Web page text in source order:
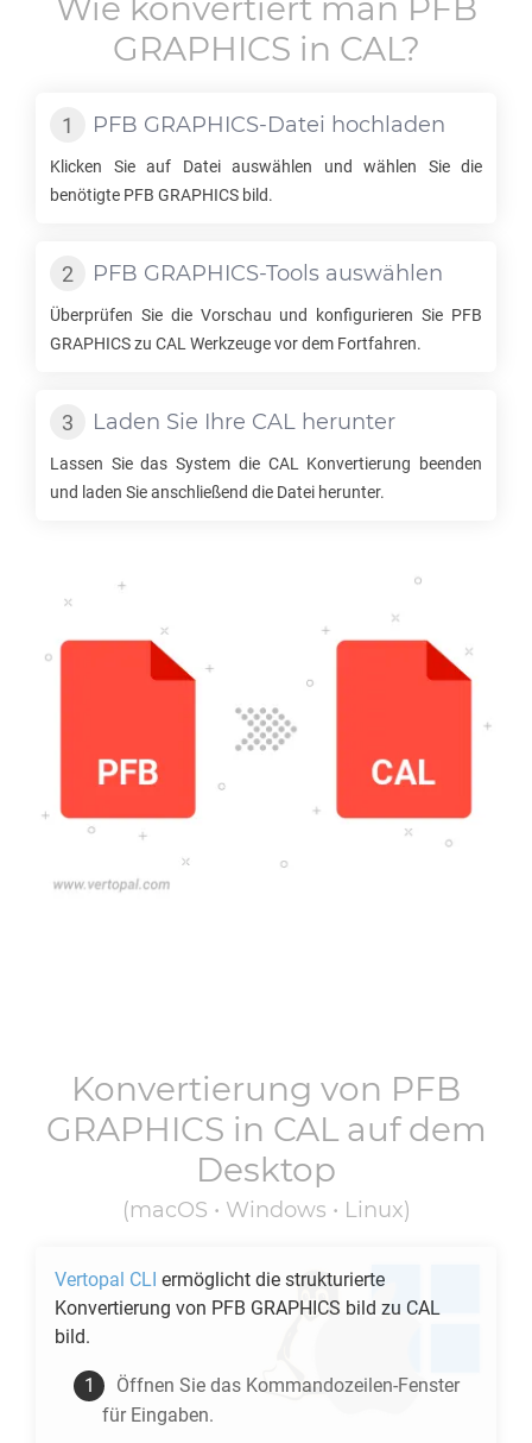
Wie konvertiert man PFB
GRAPHICS in CAL?
PFB GRAPHICS-Datei hochladen
Klicken Sie auf Datei auswählen und wählen Sie die
benötigte PFB GRAPHICS bild.
PFB GRAPHICS-Tools auswählen
Überprüfen Sie die Vorschau und konfigurieren Sie PFB
GRAPHICSzu CAL Werkzeuge vor dem Fortfahren.
Laden Sie Ihre CAL herunter
Lassen Sie das System die CAL
Konvertierung beenden
und laden Sie anschließend die Datei herunter.
Konvertierung von PFB
GRAPHICS in CALauf dem
Desktop
(macOS • Windows • Linux)
Vertopal CLI ermöglicht die strukturierte
Konvertierung von PFB GRAPHICS bild zu CAL
bild.
Öffnen Sie das Kommandozeilen-Fenster
für Eingaben.